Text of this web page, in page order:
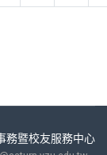
務暨校友服務中心